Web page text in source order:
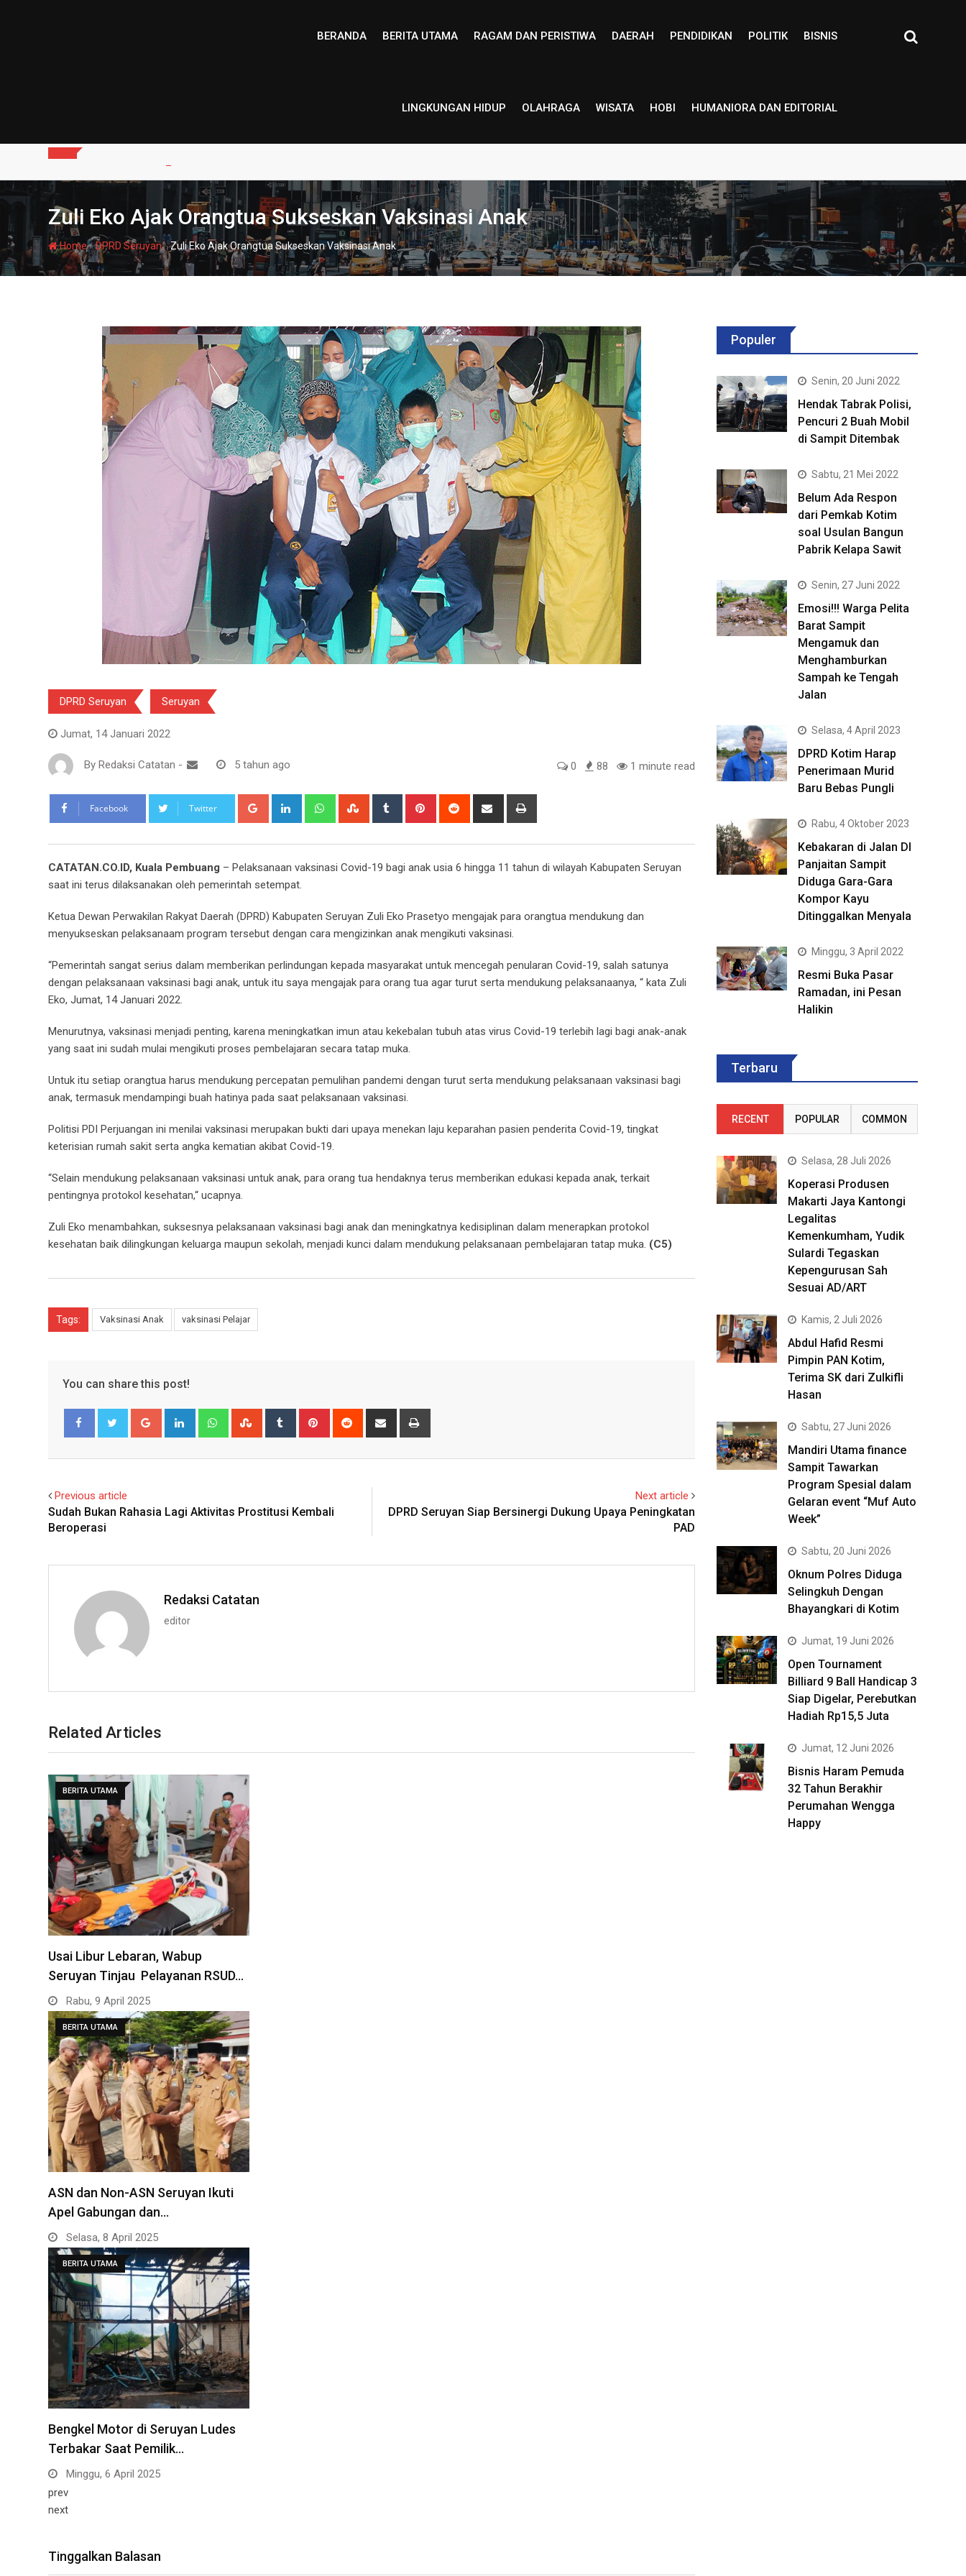
BERANDA BERITA UTAMA RAGAM DAN PERISTIWA DAERAH PENDIDIKAN POLITIK BISNIS
LINGKUNGAN HIDUP OLAHRAGA WISATA HOBI HUMANIORA DAN EDITORIAL
Zuli Eko Ajak Orangtua Sukseskan Vaksinasi Anak
Home-DPRD Seruyan-Zuli Eko Ajak Orangtua Sukseskan Vaksinasi Anak
DPRD Seruyan Seruyan
Jumat, 14 Januari 2022
By Redaksi Catatan - 5 tahun ago 0 88 1 minute read
Facebook Twitter Google+ LinkedIn WhatsappStumbleUpon
Tumblr Pinterest Reddit
Share
CATATAN.CO.ID, Kuala Pembuang – Pelaksanaan vaksinasi Covid-19 bagi anak usia 6 hingga 11 tahun di wilayah Kabupaten Seruyan
saat ini terus dilaksanakan oleh pemerintah setempat.
Ketua Dewan Perwakilan Rakyat Daerah (DPRD) Kabupaten Seruyan Zuli Eko Prasetyo mengajak para orangtua mendukung dan
menyukseskan pelaksanaam program tersebut dengan cara mengizinkan anak mengikuti vaksinasi.
“Pemerintah sangat serius dalam memberikan perlindungan kepada masyarakat untuk mencegah penularan Covid-19, salah satunya
dengan pelaksanaan vaksinasi bagi anak, untuk itu saya mengajak para orang tua agar turut serta mendukung pelaksanaanya, “ kata Zuli
Eko, Jumat, 14 Januari 2022.
Menurutnya, vaksinasi menjadi penting, karena meningkatkan imun atau kekebalan tubuh atas virus Covid-19 terlebih lagi bagi anak-anak
yang saat ini sudah mulai mengikuti proses pembelajaran secara tatap muka.
Untuk itu setiap orangtua harus mendukung percepatan pemulihan pandemi dengan turut serta mendukung pelaksanaan vaksinasi bagi
anak, termasuk mendampingi buah hatinya pada saat pelaksanaan vaksinasi.
Politisi PDI Perjuangan ini menilai vaksinasi merupakan bukti dari upaya menekan laju keparahan pasien penderita Covid-19, tingkat
keterisian rumah sakit serta angka kematian akibat Covid-19.
“Selain mendukung pelaksanaan vaksinasi untuk anak, para orang tua hendaknya terus memberikan edukasi kepada anak, terkait
pentingnya protokol kesehatan,“ ucapnya.
Zuli Eko menambahkan, suksesnya pelaksanaan vaksinasi bagi anak dan meningkatnya kedisiplinan dalam menerapkan protokol
kesehatan baik dilingkungan keluarga maupun sekolah, menjadi kunci dalam mendukung pelaksanaan pembelajaran tatap muka. (C5)
Tags: Vaksinasi Anak vaksinasi Pelajar
You can share this post!
Google+ LinkedIn WhatsappStumbleUpon
Tumblr Pinterest Reddit
Share
Previous article
Sudah Bukan Rahasia Lagi Aktivitas Prostitusi Kembali
Beroperasi
Next article
DPRD Seruyan Siap Bersinergi Dukung Upaya Peningkatan
PAD
Redaksi Catatan
editor
Related Articles
BERITA UTAMA
Usai Libur Lebaran, Wabup
Seruyan Tinjau Pelayanan RSUD…
Rabu, 9 April 2025
BERITA UTAMA
ASN dan Non-ASN Seruyan Ikuti
Apel Gabungan dan…
Selasa, 8 April 2025
BERITA UTAMA
Bengkel Motor di Seruyan Ludes
Terbakar Saat Pemilik…
Minggu, 6 April 2025
prev
next
Tinggalkan Balasan
Populer
Senin, 20 Juni 2022
Hendak Tabrak Polisi,
Pencuri 2 Buah Mobil
di Sampit Ditembak
Sabtu, 21 Mei 2022
Belum Ada Respon
dari Pemkab Kotim
soal Usulan Bangun
Pabrik Kelapa Sawit
Senin, 27 Juni 2022
Emosi!!! Warga Pelita
Barat Sampit
Mengamuk dan
Menghamburkan
Sampah ke Tengah
Jalan
Selasa, 4 April 2023
DPRD Kotim Harap
Penerimaan Murid
Baru Bebas Pungli
Rabu, 4 Oktober 2023
Kebakaran di Jalan DI
Panjaitan Sampit
Diduga Gara-Gara
Kompor Kayu
Ditinggalkan Menyala
Minggu, 3 April 2022
Resmi Buka Pasar
Ramadan, ini Pesan
Halikin
Terbaru
RECENT POPULAR COMMON
Selasa, 28 Juli 2026
Koperasi Produsen
Makarti Jaya Kantongi
Legalitas
Kemenkumham, Yudik
Sulardi Tegaskan
Kepengurusan Sah
Sesuai AD/ART
Kamis, 2 Juli 2026
Abdul Hafid Resmi
Pimpin PAN Kotim,
Terima SK dari Zulkifli
Hasan
Sabtu, 27 Juni 2026
Mandiri Utama finance
Sampit Tawarkan
Program Spesial dalam
Gelaran event “Muf Auto
Week”
Sabtu, 20 Juni 2026
Oknum Polres Diduga
Selingkuh Dengan
Bhayangkari di Kotim
Jumat, 19 Juni 2026
Open Tournament
Billiard 9 Ball Handicap 3
Siap Digelar, Perebutkan
Hadiah Rp15,5 Juta
Jumat, 12 Juni 2026
Bisnis Haram Pemuda
32 Tahun Berakhir
Perumahan Wengga
Happy